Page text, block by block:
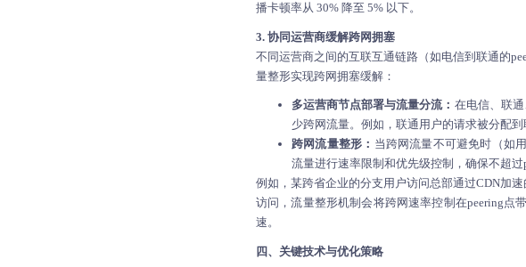
播卡顿率从 30% 降至 5% 以下。
3. 协同运营商缓解跨网拥塞
不同运营商之间的互联互通链路（如电信到联通的
量整形实现跨网拥塞缓解：
多运营商节点部署与流量分流： 在电信、联
少跨网流量。例如，联通用户的请求被分配
跨网流量整形： 当跨网流量不可避免时（如
流量进行速率限制和优先级控制，确保不超过
例如，某跨省企业的分支用户访问总部通过CDN加速
访问，流量整形机制会将跨网速率控制在peering点
速。
四、关键技术与优化策略